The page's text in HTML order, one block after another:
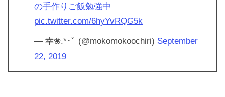
の手作りご飯勉強中
pic.twitter.com/6hyYvRQG5k
— 幸❀.*･ﾟ (@mokomokoochiri) September
22, 2019